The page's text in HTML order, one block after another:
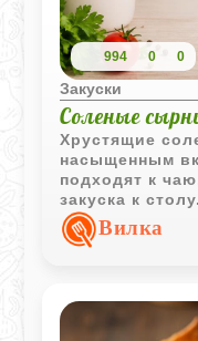
994 0 0
Закуски
Соленые
Хрустящие
насыщенным
подходят к
закуска к
и пластичным,
аппетитная
Вилка